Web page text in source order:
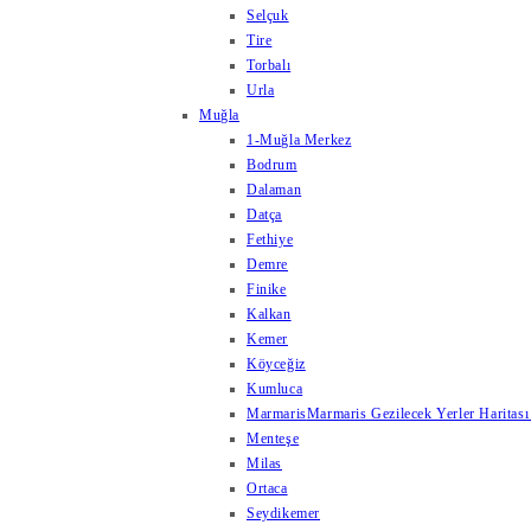
Selçuk
Tire
Torbalı
Urla
Muğla
1-Muğla Merkez
Bodrum
Dalaman
Datça
Fethiye
Demre
Finike
Kalkan
Kemer
Köyceğiz
Kumluca
MarmarisMarmaris Gezilecek Yerler
Menteşe
Milas
Ortaca
Seydikemer